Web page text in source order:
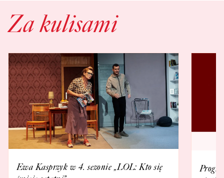
Za kulisami
Ewa Kasprzyk w 4. sezonie „LOL: Kto się